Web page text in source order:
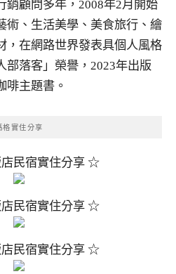
銷顧問多年，2008年2月開始
術、生活美學、美食旅行、繪
，在網路世界發表具個人風格
部落客」榮譽，2023年出版
啡主題書。
格實住分享
民宿實住分享 ☆
民宿實住分享 ☆
民宿實住分享 ☆